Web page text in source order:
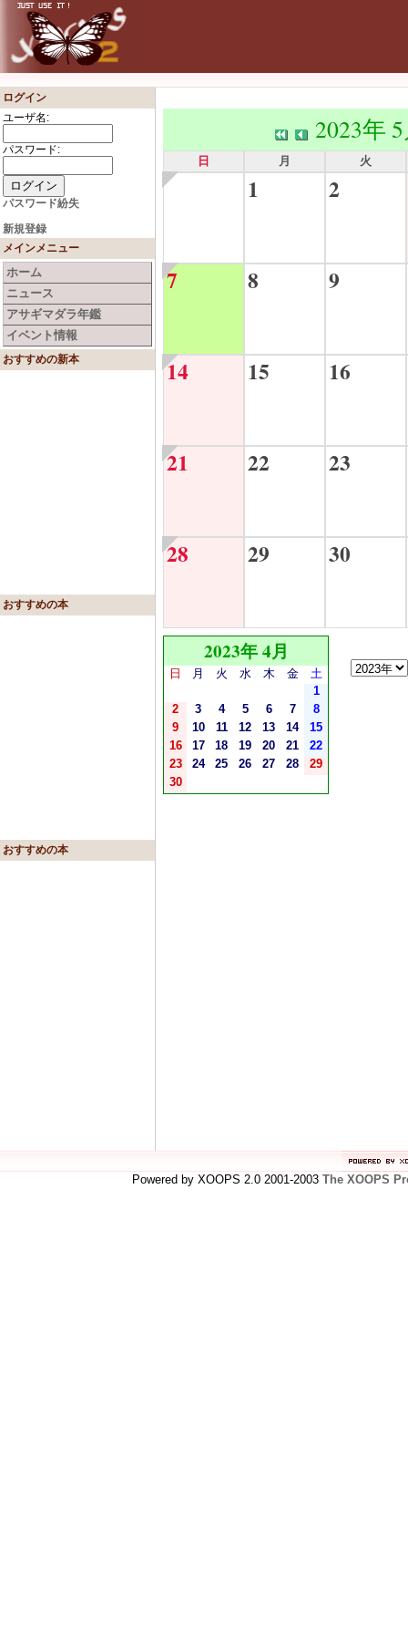
ログイン
ユーザ名:
パスワード:
パスワード紛失
新規登録
メインメニュー
ホーム
ニュース
アサギマダラ年鑑
イベント情報
おすすめの新本
おすすめの本
おすすめの本
2023年
日 月 火
1 2
7 8 9
14 15 16
21 22 23
28 29 30
2023年 4月
日 月 火 水 木 金
土
1
2
3 4 5 6 7
8
9
10 11 12 13 14
15
16
17 18 19 20 21
22
23
24 25 26 27 28
29
30
Powered by XOOPS 2.0 2001-2003 The XOOPS